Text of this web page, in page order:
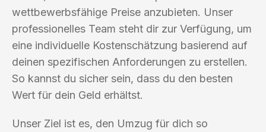
wettbewerbsfähige Preise anzubieten. Unser
professionelles Team steht dir zur Verfügung, um
eine individuelle Kostenschätzung basierend auf
deinen spezifischen Anforderungen zu erstellen.
So kannst du sicher sein, dass du den besten
Wert für dein Geld erhältst.
Unser Ziel ist es, den Umzug für dich so